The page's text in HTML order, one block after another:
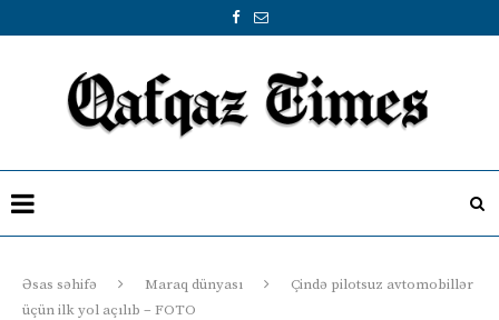
Əsas səhifə Maraq dünyası
Çində pilotsuz avtomobillər
üçün ilk yol açılıb – FOTO